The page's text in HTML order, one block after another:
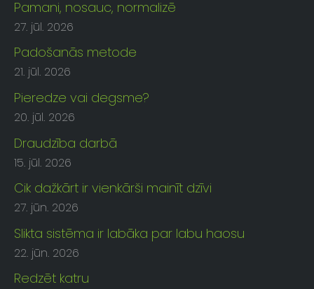
Pamani, nosauc, normalizē
27. jūl. 2026
Padošanās metode
21. jūl. 2026
Pieredze vai degsme?
20. jūl. 2026
Draudzība darbā
15. jūl. 2026
Cik dažkārt ir vienkārši mainīt dzīvi
27. jūn. 2026
Slikta sistēma ir labāka par labu haosu
22. jūn. 2026
Redzēt katru